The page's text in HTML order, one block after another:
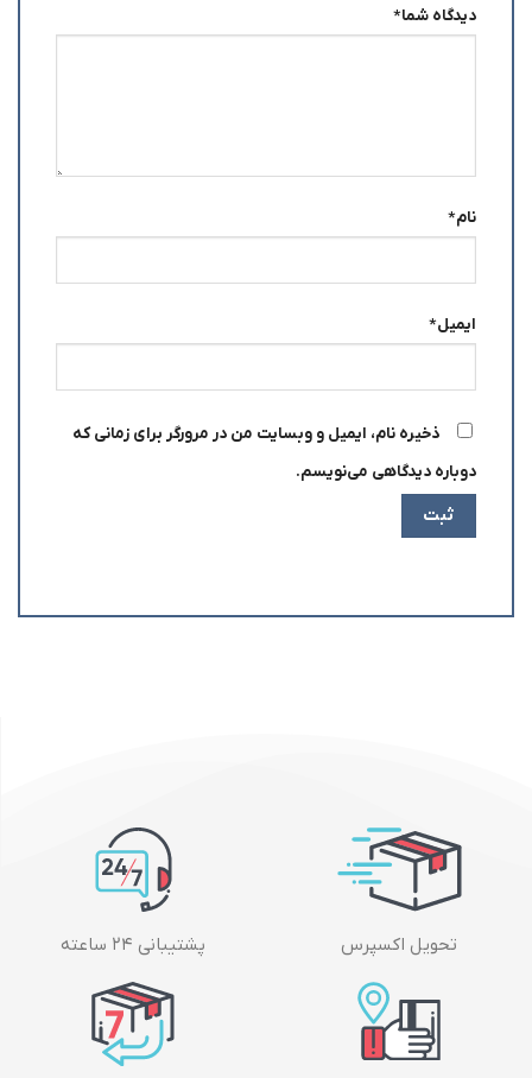
دیدگاه شما*
نام*
ایمیل*
ذخیره نام، ایمیل و وبسایت من در مرورگر برای زمانی که
دوباره دیدگاهی می‌نویسم.
تحویل اکسپرس پشتیبانی ۲۴ ساعته